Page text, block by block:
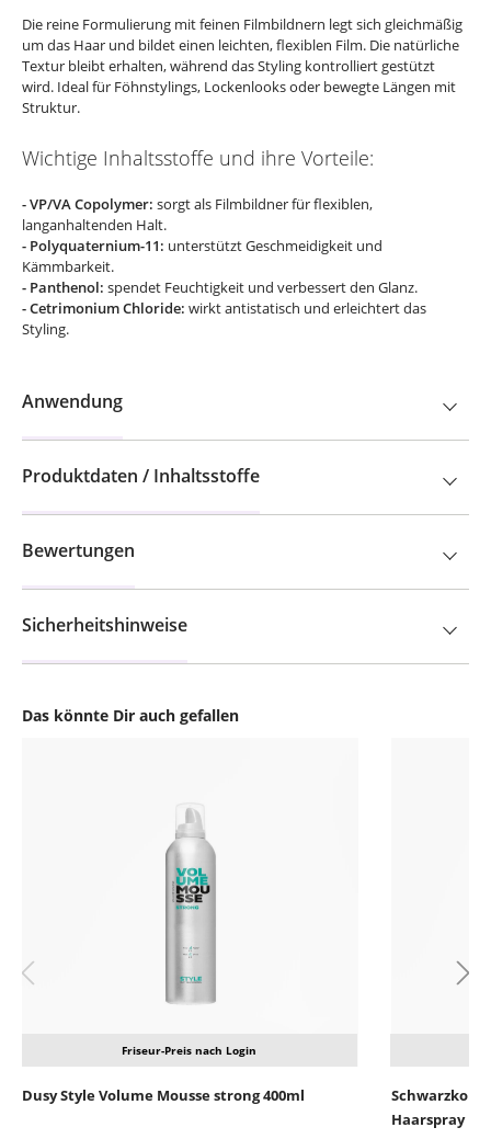
Das könnte Dir auch gefallen
Friseur-Preis nach Login
Dusy Style Volume Mousse strong 400ml
Schwarzkopf
Haarspray
Die reine Formulierung mit feinen Filmbildnern legt sich gleichmäßig
um das Haar und bildet einen leichten, flexiblen Film. Die natürliche
Textur bleibt erhalten, während das Styling kontrolliert gestützt
wird. Ideal für Föhnstylings, Lockenlooks oder bewegte Längen mit
Struktur.
Wichtige Inhaltsstoffe und ihre Vorteile:
- VP/VA Copolymer: sorgt als Filmbildner für flexiblen,
langanhaltenden Halt.
- Polyquaternium-11: unterstützt Geschmeidigkeit und
Kämmbarkeit.
- Panthenol: spendet Feuchtigkeit und verbessert den Glanz.
- Cetrimonium Chloride: wirkt antistatisch und erleichtert das
Styling.
Anwendung
Produktdaten / Inhaltsstoffe
Bewertungen
Sicherheitshinweise